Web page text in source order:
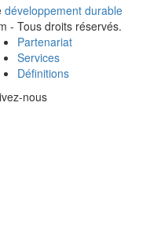
développement durable
- Tous droits réservés.
Partenariat
Services
Définitions
nous